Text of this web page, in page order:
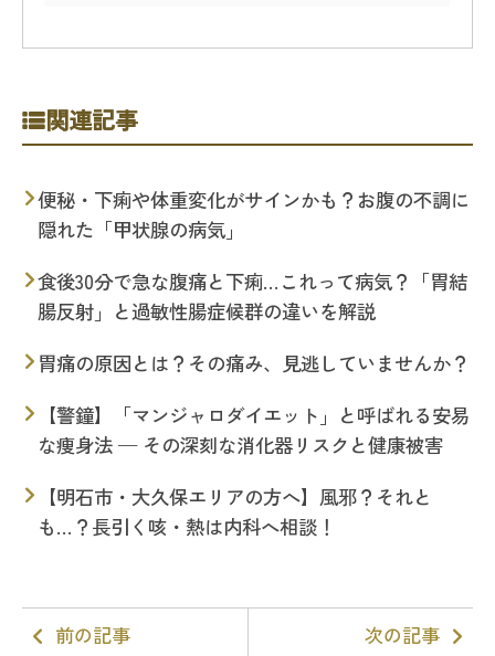
関連記事
便秘・下痢や体重変化がサインかも？お腹の不調に
隠れた「甲状腺の病気」
食後30分で急な腹痛と下痢…これって病気？「胃結
腸反射」と過敏性腸症候群の違いを解説
胃痛の原因とは？その痛み、見逃していませんか？
【警鐘】「マンジャロダイエット」と呼ばれる安易
な痩身法 — その深刻な消化器リスクと健康被害
【明石市・大久保エリアの方へ】風邪？それと
も…？長引く咳・熱は内科へ相談！
前の記事
次の記事